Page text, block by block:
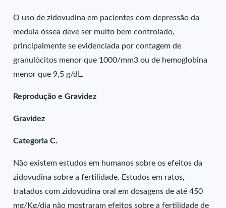
O uso de zidovudina em pacientes com depressão da
medula óssea deve ser muito bem controlado,
principalmente se evidenciada por contagem de
granulócitos menor que 1000/mm3 ou de hemoglobina
menor que 9,5 g/dL.
Reprodução e Gravidez
Gravidez
Categoria C.
Não existem estudos em humanos sobre os efeitos da
zidovudina sobre a fertilidade. Estudos em ratos,
tratados com zidovudina oral em dosagens de até 450
mg/Kg/dia não mostraram efeitos sobre a fertilidade de